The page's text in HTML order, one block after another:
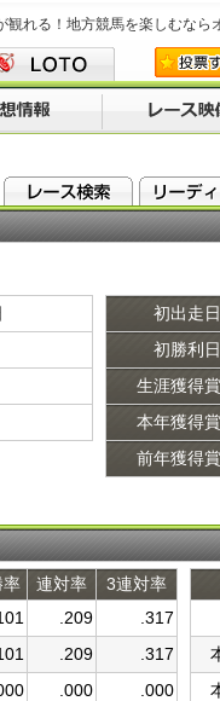
観れる！地方競馬を楽しむなら
初出走日
初勝利日
生涯獲得
本年獲得
前年獲得
率 連対率
3連対率
.209
.317
.209
.317
.000 .000